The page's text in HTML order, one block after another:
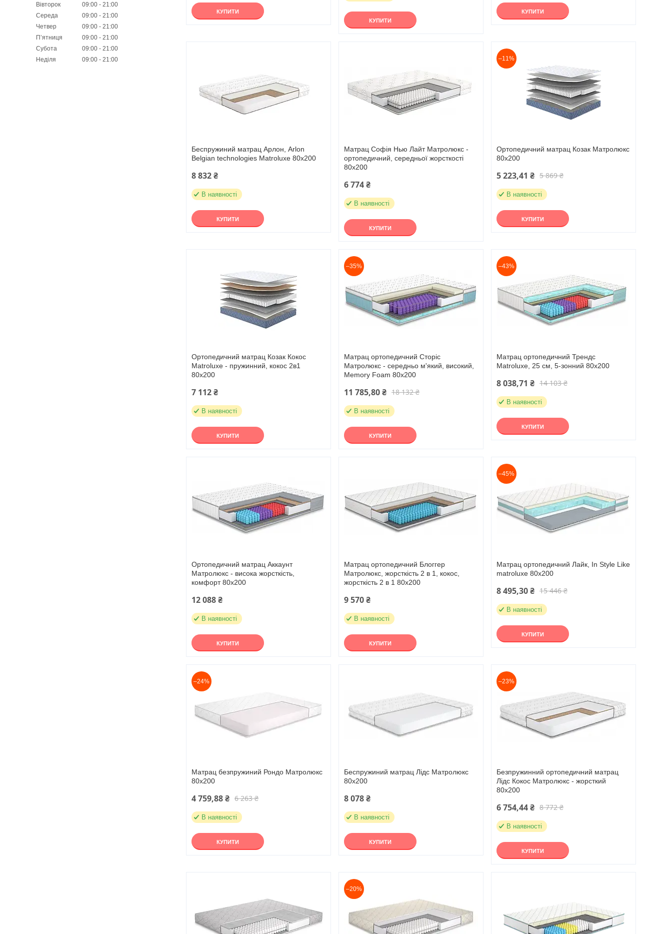
Вівторок
09:00
21:00
Середа
09:00
21:00
Четвер
09:00
21:00
Пʼятниця
09:00
21:00
Субота
09:00
21:00
Неділя
09:00 21:00
КУПИТИ
КУПИТИ
КУПИТИ
Беспружиний матрац Арлон, Arlon
Belgian technologies Matroluxe 80х200
8 832 ₴
В наявності
КУПИТИ
Матрац Софія Нью Лайт Матролюкс -
ортопедичний, середньої жорсткості
80х200
6 774 ₴
В наявності
КУПИТИ
–11%
Ортопедичний матрац Козак Матролюкс
80х200
5 223,41 ₴ 5 869 ₴
В наявності
КУПИТИ
Ортопедичний матрац Козак Кокос
Matroluxe - пружинний, кокос 2в1
80х200
7 112 ₴
В наявності
КУПИТИ
–35%
Матрац ортопедичний Сторіс
Матролюкс - середньо м'який, високий,
Memory Foam 80х200
11 785,80 ₴ 18 132 ₴
В наявності
КУПИТИ
–43%
Матрац ортопедичний Трендс
Matroluxe, 25 см, 5-зонний 80х200
8 038,71 ₴ 14 103 ₴
В наявності
КУПИТИ
Ортопедичний матрац Аккаунт
Матролюкс - висока жорсткість,
комфорт 80х200
12 088 ₴
В наявності
КУПИТИ
Матрац ортопедичний Блоггер
Матролюкс, жорсткість 2 в 1, кокос,
жорсткість 2 в 1 80х200
9 570 ₴
В наявності
КУПИТИ
–45%
Матрац ортопедичний Лайк, In Style Like
matroluxe 80х200
8 495,30 ₴ 15 446 ₴
В наявності
КУПИТИ
–24%
Матрац безпружиний Рондо Матролюкс
80х200
4 759,88 ₴ 6 263 ₴
В наявності
КУПИТИ
Беспружиний матрац Лідс Матролюкс
80х200
8 078 ₴
В наявності
КУПИТИ
–23%
Безпружинний ортопедичний матрац
Лідс Кокос Матролюкс - жорсткий
80х200
6 754,44 ₴ 8 772 ₴
В наявності
КУПИТИ
–20%